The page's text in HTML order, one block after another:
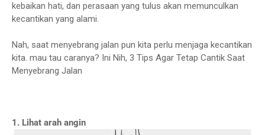
kebaikan hati, dan perasaan yang tulus akan memunculkan
kecantikan yang alami.
Nah, saat menyebrang jalan pun kita perlu menjaga kecantikan
kita. mau tau caranya? Ini Nih, 3 Tips Agar Tetap Cantik Saat
Menyebrang Jalan
1. Lihat arah angin